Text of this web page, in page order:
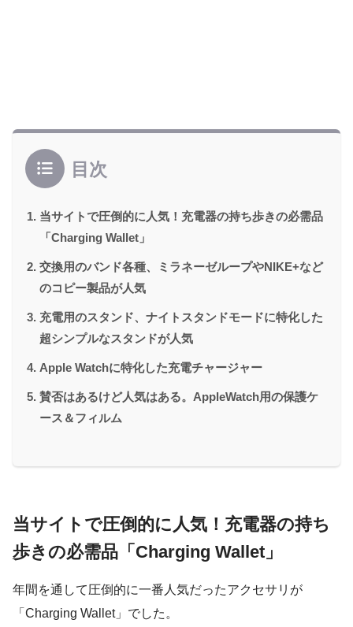
目次
当サイトで圧倒的に人気！充電器の持ち歩きの必需品
「Charging Wallet」
交換用のバンド各種、ミラネーゼループやNIKE+など
のコピー製品が人気
充電用のスタンド、ナイトスタンドモードに特化した
超シンプルなスタンドが人気
Apple Watchに特化した充電チャージャー
賛否はあるけど人気はある。AppleWatch用の保護ケ
ース＆フィルム
当サイトで圧倒的に人気！充電器の持ち
歩きの必需品「Charging Wallet」
年間を通して圧倒的に一番人気だったアクセサリが
「Charging Wallet」でした。